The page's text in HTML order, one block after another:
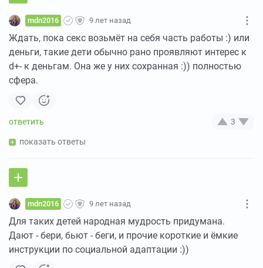
mdn2016 9 лет назад
Ждать, пока секс возьмёт на себя часть работы :) или
деньги, такие дети обычно рано проявляют интерес к
d+- к деньгам. Она же у них сохранная :)) полностью
сфера.
3
показать ответы
mdn2016 9 лет назад
Для таких детей народная мудрость придумана.
Дают - бери, бьют - беги, и прочие короткие и ёмкие
инструкции по социальной адаптации :))